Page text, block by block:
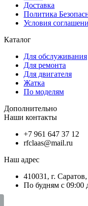
Доставка
Политика
Условия
Каталог
Для обслуживания
Для ремонта
Для двигателя
Жатка
По моделям
Дополнительно
Наши контакты
+7 961 647 37 12
rfclaas@mail.ru
Наш адрес
410031, г.
По будням с 09:00